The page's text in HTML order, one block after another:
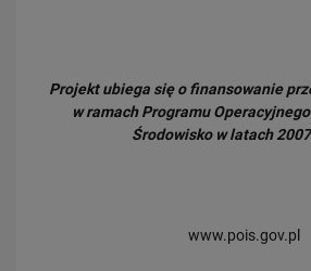
Projekt ubiega się o finansowanie
w ramach Programu
Środowisko w latach
www.pois.gov.pl